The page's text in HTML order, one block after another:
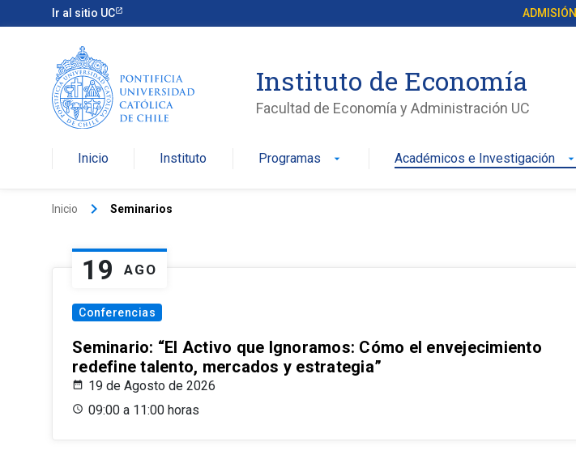
Ir al sitio UC ADMISIÓN
Instituto de Economía
Facultad de Economía y Administración UC
Inicio Instituto Programas arrow_drop_down Académicos e Investigación arrow_drop_down
Inicio keyboard_arrow_right Seminarios
19 AGO
Conferencias
Seminario: “El Activo que Ignoramos: Cómo el envejecimiento
redefine talento, mercados y estrategia”
19 de Agosto de 2026
09:00 a 11:00 horas